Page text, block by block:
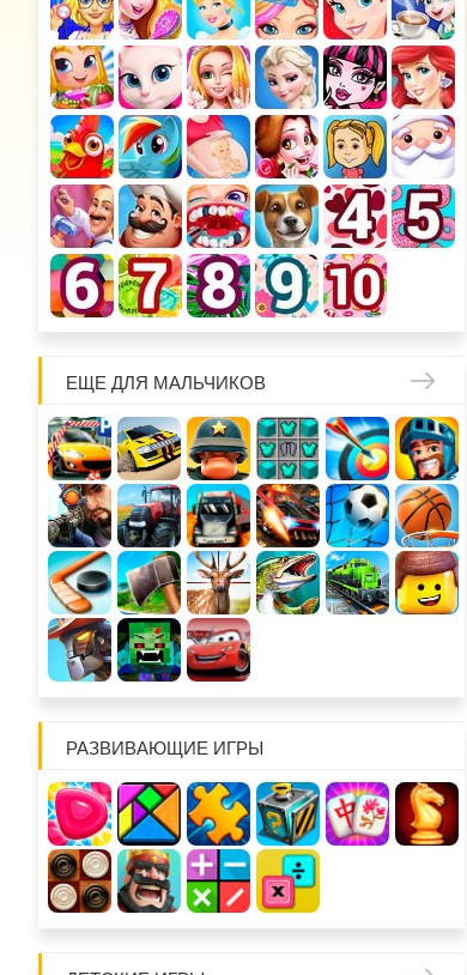
ЕЩЕ ДЛЯ МАЛЬЧИКОВ
РАЗВИВАЮЩИЕ ИГРЫ